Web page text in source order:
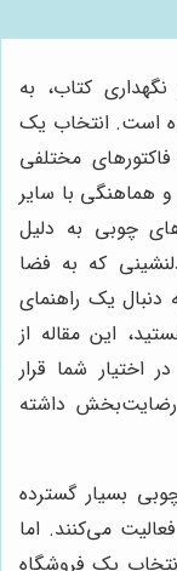
کتاب، به
است. انتخاب یک
مختلفی
هماهنگی با سایر
چوبی به دلیل
که به فضا
دنبال یک راهنمای
این مقاله از
اختیار شما قرار
رضایت‌بخش داشته
بسیار گسترده
می‌کنند. اما
یک فروشگاه